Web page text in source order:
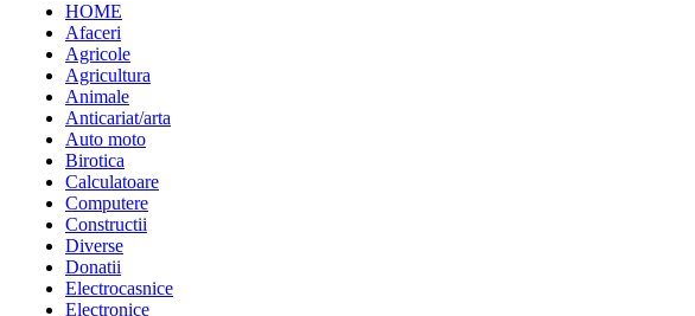
HOME
Afaceri
Agricole
Agricultura
Animale
Anticariat/arta
Auto moto
Birotica
Calculatoare
Computere
Constructii
Diverse
Donatii
Electrocasnice
Electronice